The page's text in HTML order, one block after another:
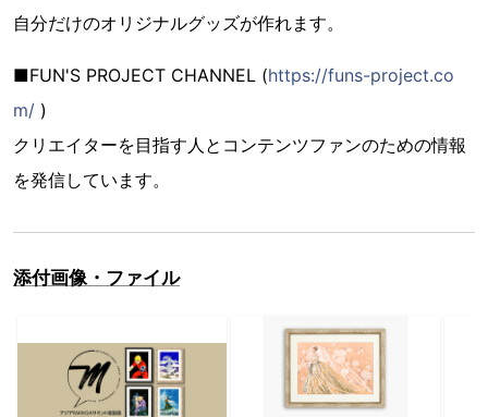
自分だけのオリジナルグッズが作れます。
■FUN'S PROJECT CHANNEL (https://funs-project.co
m/ )
クリエイターを目指す人とコンテンツファンのための情報
を発信しています。
添付画像・ファイル